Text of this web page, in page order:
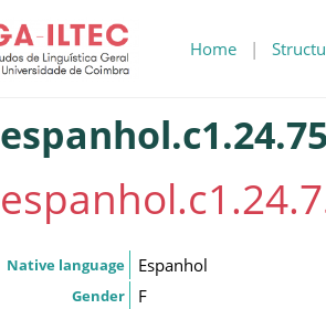
Home |
Native language Espanhol
Gender F